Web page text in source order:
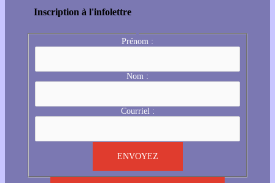
Inscription à l'infolettre
Prénom :
Nom :
Courriel :